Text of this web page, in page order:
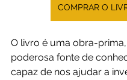
COMPRAR O
O livro é uma obra-
poderosa fonte de
capaz de nos ajudar a